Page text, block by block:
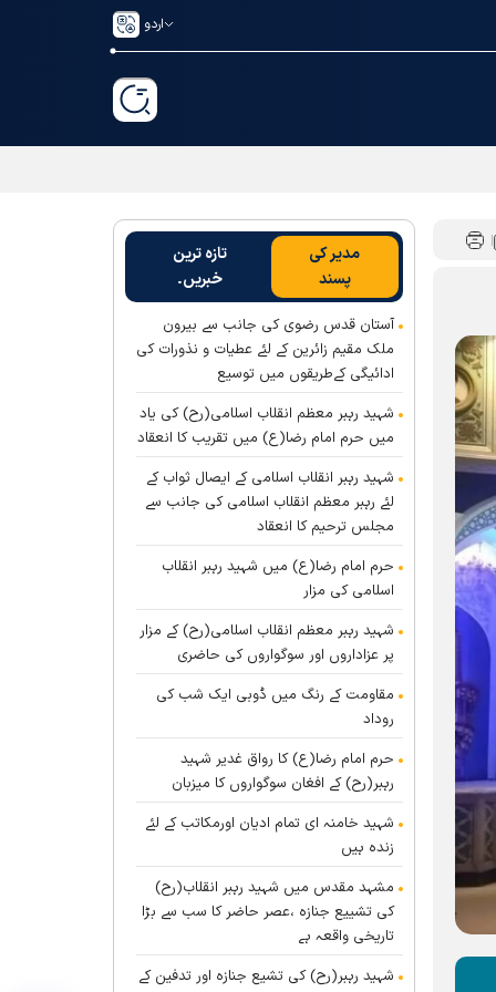
اردو
مدیر کی
پسند
تازہ ترین
خبریں۔
آستان قدس رضوی کی جانب سے بیرون
ملک مقیم زائرین کے لئے عطیات و نذورات کی
ادائیگی کےطریقوں میں توسیع
شہید رہبر معظم انقلاب اسلامی(رح) کی یاد
میں حرم امام رضا(ع) میں تقریب کا انعقاد
شہید رہبر انقلاب اسلامی کے ایصال ثواب کے
لئے رہبر معظم انقلاب اسلامی کی جانب سے
مجلس ترحیم کا انعقاد
حرم امام رضا(ع) میں شہید رہبر انقلاب
اسلامی کی مزار
شہید رہبر معظم انقلاب اسلامی(رح) کے مزار
پر عزاداروں اور سوگواروں کی حاضری
مقاومت کے رنگ میں ڈوبی ایک شب کی
روداد
حرم امام رضا(ع) کا رواق غدیر شہید
رہبر(رح) کے افغان سوگواروں کا میزبان
شہید خامنہ ای تمام ادیان اورمکاتب کے لئے
زندہ ہيں
مشہد مقدس میں شہید رہبر انقلاب(رح)
کی تشییع جنازہ ،عصر حاضر کا سب سے بڑا
تاریخی واقعہ ہے
شہید رہبر(رح) کی تشیع جنازہ اور تدفین کے